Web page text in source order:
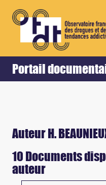
Portail
Accueil Retour
Auteur H.
10 Documents
auteur